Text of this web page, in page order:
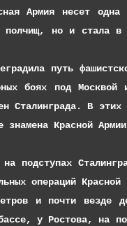
Армия несет
полчищ, но и стала
путь
боях под
Сталинграда. В этих
Красной
операций
и почти везде
у Ростова, на